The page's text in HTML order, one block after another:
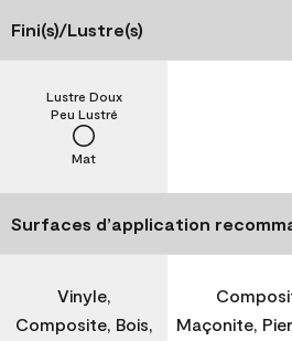
Fini(s)/Lustre(s)
Mat
Peu Lustré
Lustre Doux
Surfaces d’application
Vinyle,
Composite, Bois,
Maçonite,